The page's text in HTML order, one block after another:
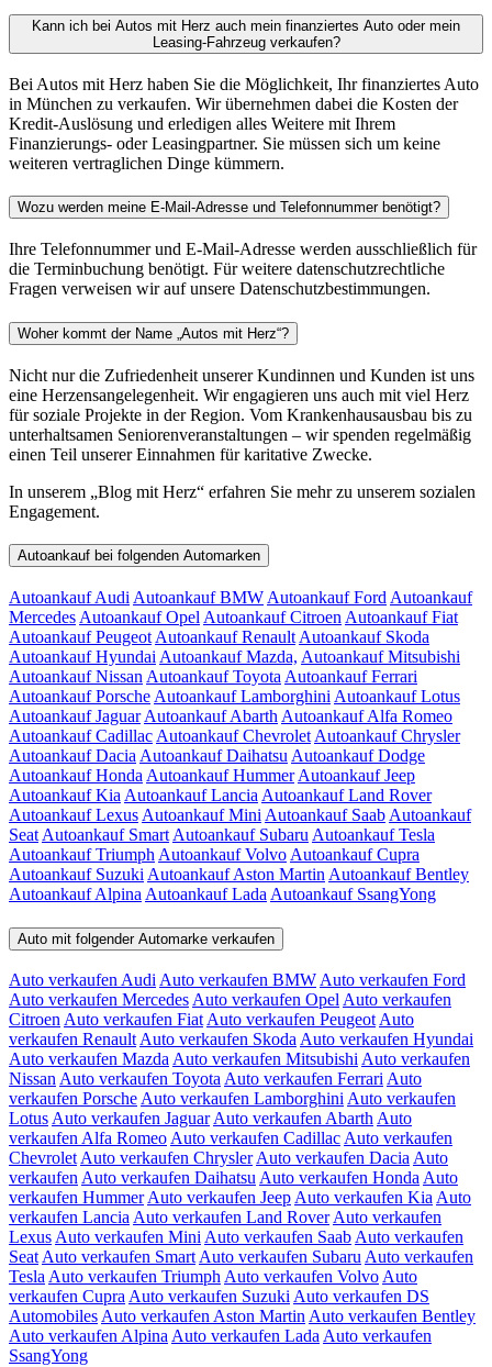
Kann ich bei Autos mit Herz auch mein finanziertes Auto oder mein
Leasing-Fahrzeug verkaufen?
Bei Autos mit Herz haben Sie die Möglichkeit, Ihr finanziertes Auto
in München zu verkaufen. Wir übernehmen dabei die Kosten der
Kredit-Auslösung und erledigen alles Weitere mit Ihrem
Finanzierungs- oder Leasingpartner. Sie müssen sich um keine
weiteren vertraglichen Dinge kümmern.
Wozu werden meine E-Mail-Adresse und Telefonnummer benötigt?
Ihre Telefonnummer und E-Mail-Adresse werden ausschließlich für
die Terminbuchung benötigt. Für weitere datenschutzrechtliche
Fragen verweisen wir auf unsere Datenschutzbestimmungen.
Woher kommt der Name „Autos mit Herz“?
Nicht nur die Zufriedenheit unserer Kundinnen und Kunden ist uns
eine Herzensangelegenheit. Wir engagieren uns auch mit viel Herz
für soziale Projekte in der Region. Vom Krankenhausausbau bis zu
unterhaltsamen Seniorenveranstaltungen – wir spenden regelmäßig
einen Teil unserer Einnahmen für karitative Zwecke.
In unserem „Blog mit Herz“ erfahren Sie mehr zu unserem sozialen
Engagement.
Autoankauf bei folgenden Automarken
Autoankauf Audi Autoankauf BMW Autoankauf Ford Autoankauf
Mercedes Autoankauf Opel Autoankauf Citroen Autoankauf Fiat
Autoankauf Peugeot Autoankauf Renault Autoankauf Skoda
Autoankauf Hyundai Autoankauf Mazda, Autoankauf Mitsubishi
Autoankauf Nissan Autoankauf Toyota Autoankauf Ferrari
Autoankauf Porsche Autoankauf Lamborghini Autoankauf Lotus
Autoankauf Jaguar Autoankauf Abarth Autoankauf Alfa Romeo
Autoankauf Cadillac Autoankauf Chevrolet Autoankauf Chrysler
Autoankauf Dacia Autoankauf Daihatsu Autoankauf Dodge
Autoankauf Honda Autoankauf Hummer Autoankauf Jeep
Autoankauf Kia Autoankauf Lancia Autoankauf Land Rover
Autoankauf Lexus Autoankauf Mini Autoankauf Saab Autoankauf
Seat Autoankauf Smart Autoankauf Subaru Autoankauf Tesla
Autoankauf Triumph Autoankauf Volvo Autoankauf Cupra
Autoankauf Suzuki Autoankauf Aston Martin Autoankauf Bentley
Autoankauf Alpina Autoankauf Lada Autoankauf SsangYong
Auto mit folgender Automarke verkaufen
Auto verkaufen AudiAuto verkaufen BMWAuto verkaufen Ford
Auto verkaufen MercedesAuto verkaufen OpelAuto verkaufen
CitroenAuto verkaufen FiatAuto verkaufen PeugeotAuto
verkaufen RenaultAuto verkaufen SkodaAuto verkaufen Hyundai
Auto verkaufen MazdaAuto verkaufen MitsubishiAuto verkaufen
NissanAuto verkaufen ToyotaAuto verkaufen FerrariAuto
verkaufen PorscheAuto verkaufen LamborghiniAuto verkaufen
LotusAuto verkaufen JaguarAuto verkaufen AbarthAuto
verkaufen Alfa RomeoAuto verkaufen CadillacAuto verkaufen
ChevroletAuto verkaufen ChryslerAuto verkaufen DaciaAuto
verkaufenAuto verkaufen DaihatsuAuto verkaufen HondaAuto
verkaufen HummerAuto verkaufen JeepAuto verkaufen KiaAuto
verkaufen LanciaAuto verkaufen Land RoverAuto verkaufen
LexusAuto verkaufen MiniAuto verkaufen SaabAuto verkaufen
SeatAuto verkaufen SmartAuto verkaufen SubaruAuto verkaufen
TeslaAuto verkaufen TriumphAuto verkaufen VolvoAuto
verkaufen CupraAuto verkaufen SuzukiAuto verkaufen DS
AutomobilesAuto verkaufen Aston MartinAuto verkaufen Bentley
Auto verkaufen AlpinaAuto verkaufen LadaAuto verkaufen
SsangYong